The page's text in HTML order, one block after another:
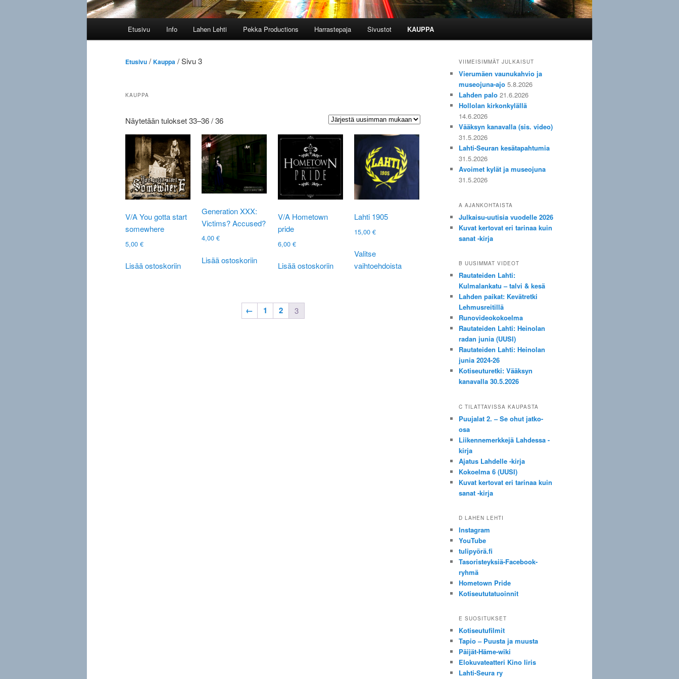
Etusivu Info Lahen Lehti Pekka Productions Harrastepaja Sivustot KAUPPA
Etusivu / Kauppa / Sivu 3
KAUPPA
Näytetään tulokset 33–36 / 36Sorted
by
latest
V/A You gotta start
somewhere
5,00 €
Lisää ostoskoriin
Generation XXX:
Victims? Accused?
4,00 €
Lisää ostoskoriin
V/A Hometown
pride
6,00 €
Lisää ostoskoriin
Lahti 1905
15,00 €
Valitse
vaihtoehdoista
muunnelma.
← 1 2 3
VIIMEISIMMÄT JULKAISUT
Vierumäen vaunukahvio ja
museojuna-ajo 5.8.2026
Lahden palo 21.6.2026
Hollolan kirkonkylällä
14.6.2026
Vääksyn kanavalla (sis. video)
31.5.2026
Lahti-Seuran kesätapahtumia
31.5.2026
Avoimet kylät ja museojuna
31.5.2026
A AJANKOHTAISTA
Julkaisu-uutisia vuodelle 2026
Kuvat kertovat eri tarinaa kuin
sanat -kirja
B UUSIMMAT VIDEOT
Rautateiden Lahti:
Kulmalankatu – talvi & kesä
Lahden paikat: Kevätretki
Lehmusreitillä
Runovideokokoelma
Rautateiden Lahti: Heinolan
radan junia (UUSI)
Rautateiden Lahti: Heinolan
junia 2024-26
Kotiseuturetki: Vääksyn
kanavalla 30.5.2026
C TILATTAVISSA KAUPASTA
Puujalat 2. – Se ohut jatko-
osa
Liikennemerkkejä Lahdessa -
kirja
Ajatus Lahdelle -kirja
Kokoelma 6 (UUSI)
Kuvat kertovat eri tarinaa kuin
sanat -kirja
D LAHEN LEHTI
Instagram
YouTube
tulipyörä.fi
Tasoristeyksiä-Facebook-
ryhmä
Hometown Pride
Kotiseututatuoinnit
E SUOSITUKSET
Kotiseutufilmit
Tapio – Puusta ja muusta
Päijät-Häme-wiki
Elokuvateatteri Kino Iiris
Lahti-Seura ry